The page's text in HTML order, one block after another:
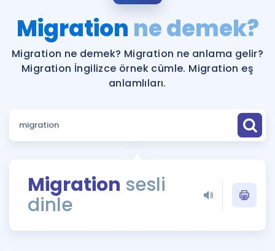
ÜYE DEĞİLİM
Katılımcı Görüşleri
Faydalı Araçlar
Sözlük
Rehberlik Aracı
ÖSYM Sınav Takvimi
Hakkımızda
Migration ne demek?
Migration ne demek? Migration ne anlama gelir?
Migration İngilizce örnek cümle. Migration eş
anlamlıları.
Migration sesli
dinle